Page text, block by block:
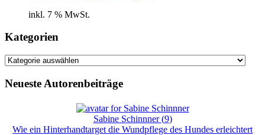
inkl. 7 % MwSt.
Kategorien
Kategorien
Neueste Autorenbeiträge
Sabine Schinnner(9)
Wie ein Hinterhandtarget die Wundpflege des Hundes erleichtert